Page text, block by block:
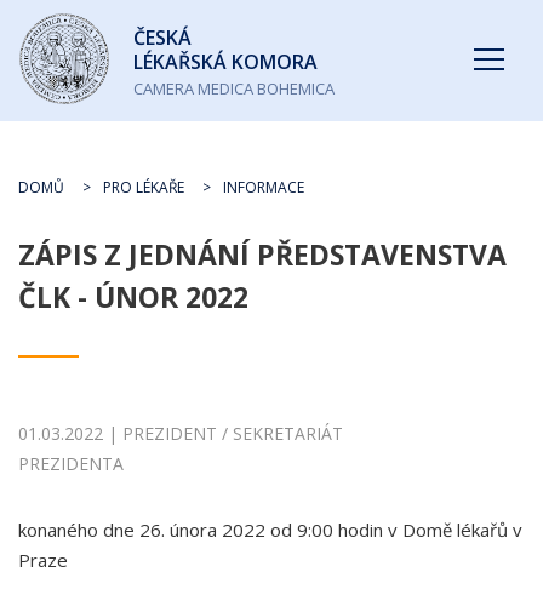
Česká
lékařská
komora
ČESKÁ
LÉKAŘSKÁ KOMORA
CAMERA MEDICA BOHEMICA
DOMŮ PRO LÉKAŘE INFORMACE
ZÁPIS Z JEDNÁNÍ PŘEDSTAVENSTVA
ČLK - ÚNOR 2022
01.03.2022 | PREZIDENT / SEKRETARIÁT
PREZIDENTA
konaného dne 26. února 2022 od 9:00 hodin v Domě lékařů v
Praze